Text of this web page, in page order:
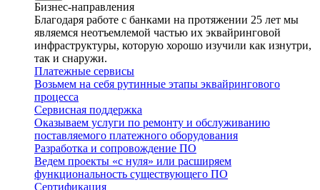
Бизнес-направления
Благодаря работе с банками на протяжении 25 лет мы
являемся неотъемлемой частью их эквайринговой
инфраструктуры, которую хорошо изучили как изнутри,
так и снаружи.
Платежные сервисы
Возьмем на себя рутинные этапы эквайрингового
процесса
Сервисная поддержка
Оказываем услуги по ремонту и обслуживанию
поставляемого платежного оборудования
Разработка и сопровождение ПО
Ведем проекты «с нуля» или расширяем
функциональность существующего ПО
Сертификация